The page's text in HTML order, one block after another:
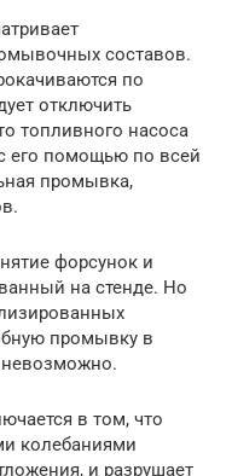
составов.
по
отключить
топливного насоса
его помощью по всей
промывка,
форсунок и
на стенде. Но
промывку в
невозможно.
в том, что
колебаниями
и разрушает